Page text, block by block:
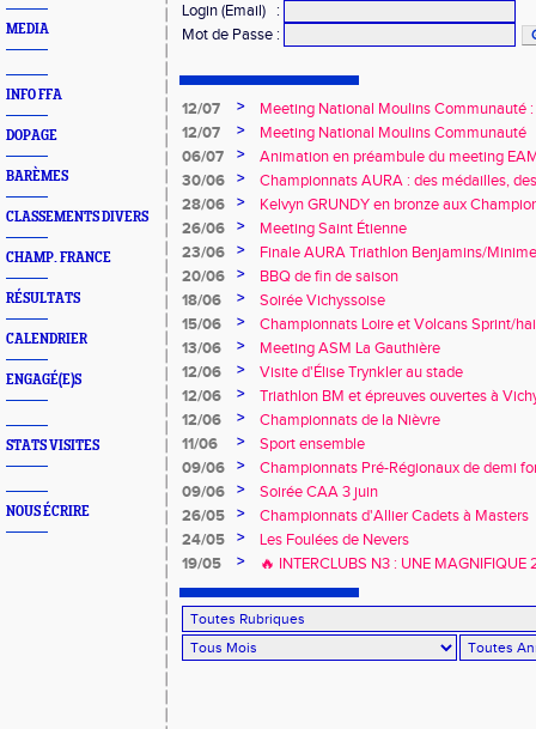
MEDIA
INFO FFA
DOPAGE
BARÈMES
CLASSEMENTS DIVERS
CHAMP. FRANCE
RÉSULTATS
CALENDRIER
ENGAGÉ(E)S
STATS VISITES
NOUS ÉCRIRE
Login (Email)
:
Mot de Passe :
12/07 >
Meeting National Moulins Communauté
12/07
>
Meeting National Moulins Communauté
06/07
>
Animation en préambule du meeting
30/06
>
Championnats AURA : des médailles,
promesses !
28/06 >
Kelvyn GRUNDY en bronze aux
26/06
>
Meeting Saint Étienne
23/06
>
Finale AURA Triathlon Benjamins/
20/06
>
BBQ de fin de saison
18/06
>
Soirée Vichyssoise
15/06
>
Championnats Loire et Volcans Sprint/
13/06
>
Meeting ASM La Gauthière
12/06
>
Visite d'Élise Trynkler au stade
12/06
>
Triathlon BM et épreuves ouvertes à
12/06
>
Championnats de la Nièvre
11/06
>
Sport ensemble
09/06
>
Championnats Pré-Régionaux de demi
09/06
>
Soirée CAA 3 juin
26/05
>
Championnats d'Allier Cadets à Masters
24/05
>
Les Foulées de Nevers
19/05
>
🔥 INTERCLUBS N3 : UNE MAGNIFIQUE